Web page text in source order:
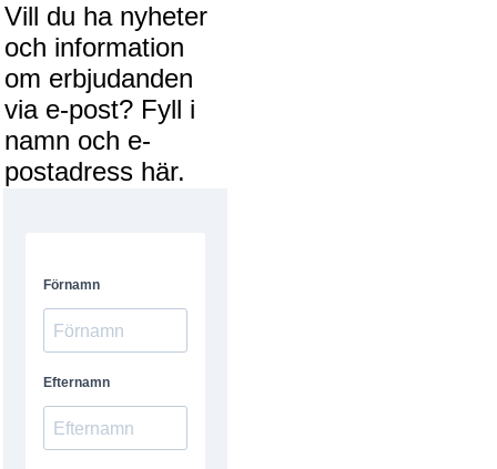
Vill du ha nyheter
och information
om erbjudanden
via e-post? Fyll i
namn och e-
postadress här.